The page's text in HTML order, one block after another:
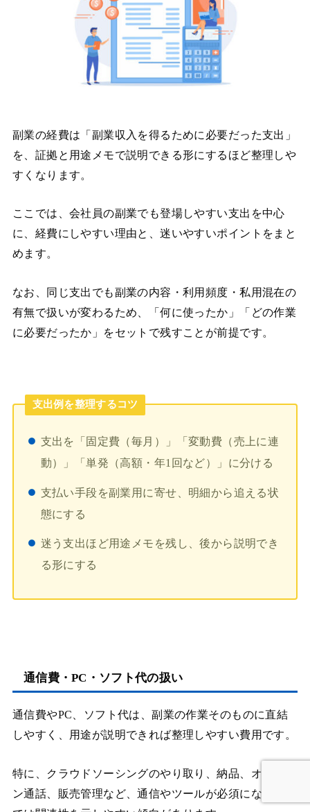
副業の経費は「副業収入を得るために必要だった支出」
を、証拠と用途メモで説明できる形にするほど整理しや
すくなります。
ここでは、会社員の副業でも登場しやすい支出を中心
に、経費にしやすい理由と、迷いやすいポイントをまと
めます。
なお、同じ支出でも副業の内容・利用頻度・私用混在の
有無で扱いが変わるため、「何に使ったか」「どの作業
に必要だったか」をセットで残すことが前提です。
支出例を整理するコツ
支出を「固定費（毎月）」「変動費（売上に連
動）」「単発（高額・年1回など）」に分ける
支払い手段を副業用に寄せ、明細から追える状
態にする
迷う支出ほど用途メモを残し、後から説明でき
る形にする
通信費・PC・ソフト代の扱い
通信費やPC、ソフト代は、副業の作業そのものに直結
しやすく、用途が説明できれば整理しやすい費用です。
特に、クラウドソーシングのやり取り、納品、オンライ
ン通話、販売管理など、通信やツールが必須になる副業